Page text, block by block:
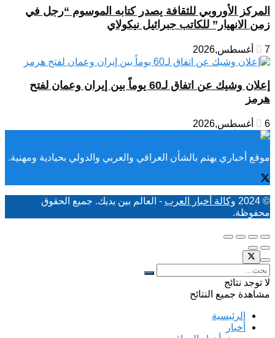
المركز الأوروبي للثقافة يصدر كتابه الموسوم “رجل في
زمن الانهيار” للكاتب جبرائيل نيكولاي
7 أغسطس,2026
إعلان وشيك عن اتفاق لـ60 يوماً بين إيران وعمان لفتح
هرمز
6 أغسطس,2026
موقع أخباري يهتم بالشأن العراقي والعربي والدولي بحيادية ومهنية.
© 2024 وكالة أخبار العرب - العالم بين يديك. جميع الحقوق
محفوظة.
لا توجد نتائج
مشاهدة جميع النتائح
الرئيسية
أخبار